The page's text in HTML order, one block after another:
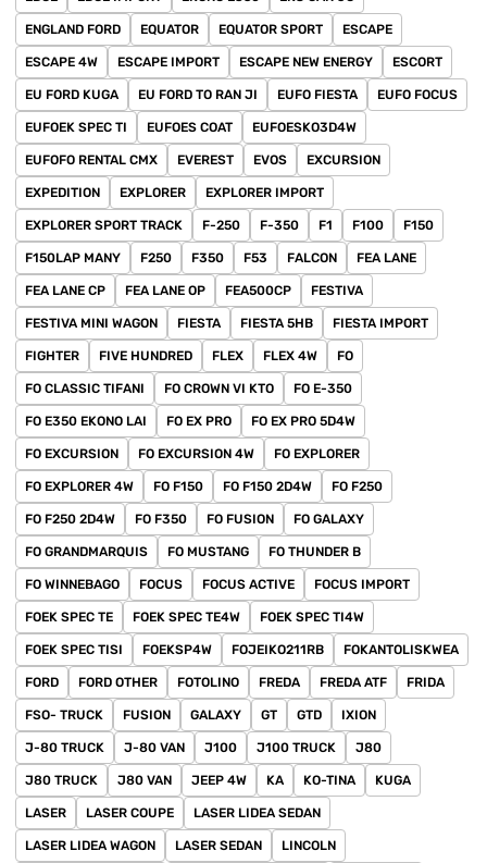
ENGLAND FORD EQUATOR EQUATOR SPORT ESCAPE
ESCAPE 4W ESCAPE IMPORT ESCAPE NEW ENERGY ESCORT
EU FORD KUGA EU FORD TO RAN JI EUFO FIESTA EUFO FOCUS
EUFOEK SPEC TI EUFOES COAT EUFOESKO3D4W
EUFOFO RENTAL CMX EVEREST EVOS EXCURSION
EXPEDITION EXPLORER EXPLORER IMPORT
EXPLORER SPORT TRACK F-250 F-350 F1 F100 F150
F150LAP MANY F250 F350 F53 FALCON FEA LANE
FEA LANE CP FEA LANE OP FEA500CP FESTIVA
FESTIVA MINI WAGON FIESTA FIESTA 5HB FIESTA IMPORT
FIGHTER FIVE HUNDRED FLEX FLEX 4W FO
FO CLASSIC TIFANI FO CROWN VI KTO FO E-350
FO E350 EKONO LAI FO EX PRO FO EX PRO 5D4W
FO EXCURSION FO EXCURSION 4W FO EXPLORER
FO EXPLORER 4W FO F150 FO F150 2D4W FO F250
FO F250 2D4W FO F350 FO FUSION FO GALAXY
FO GRANDMARQUIS FO MUSTANG FO THUNDER B
FO WINNEBAGO FOCUS FOCUS ACTIVE FOCUS IMPORT
FOEK SPEC TE FOEK SPEC TE4W FOEK SPEC TI4W
FOEK SPEC TISI FOEKSP4W FOJEIKO211RB FOKANTOLISKWEA
FORD FORD OTHER FOTOLINO FREDA FREDA ATF FRIDA
FSO- TRUCK FUSION GALAXY GT GTD IXION
J-80 TRUCK J-80 VAN J100 J100 TRUCK J80
J80 TRUCK J80 VAN JEEP 4W KA KO-TINA KUGA
LASER LASER COUPE LASER LIDEA SEDAN
LASER LIDEA WAGON LASER SEDAN LINCOLN